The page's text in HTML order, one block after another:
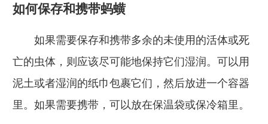
如何保存和携带蚂蟥
如果需要保存和携带多余的未使用的活体或死
亡的虫体，则应该尽可能地保持它们湿润。可以用
泥土或者湿润的纸巾包裹它们，然后放进一个容器
里。如果需要携带，可以放在保温袋或保冷箱里。